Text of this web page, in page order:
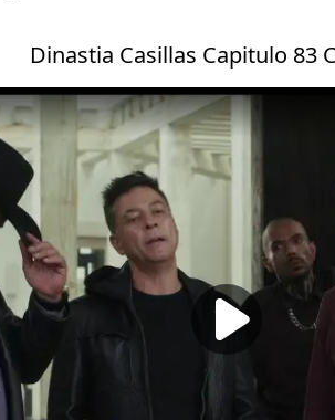
Dinastia Casillas Capitulo 83